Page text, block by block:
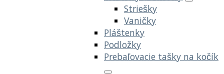
Striešky
Vaničky
Pláštenky
Podložky
Prebaľovacie tašky na kočík